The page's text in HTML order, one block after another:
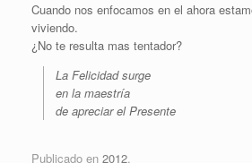
Cuando nos enfocamos en el ahora
viviendo.
¿No te resulta mas tentador?
La Felicidad surge
en la maestría
de apreciar el Presente
Publicado en 2012.